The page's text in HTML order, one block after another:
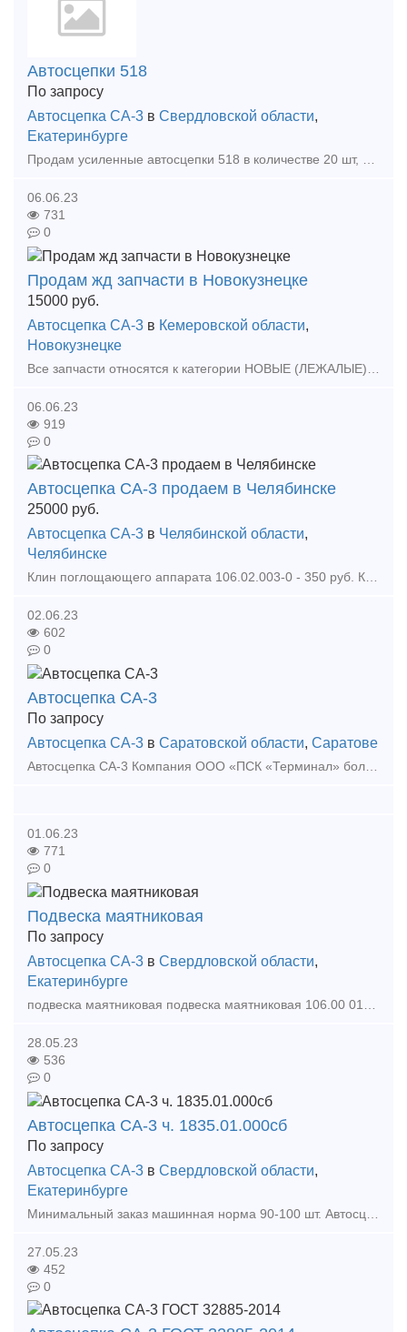
Автосцепки 518
По запросу
Автосцепка СА-3 в Свердловской области,
Екатеринбурге
06.06.23
731
0
Продам жд запчасти в Новокузнецке
15000 руб.
Автосцепка СА-3 в Кемеровской области,
Новокузнецке
06.06.23
919
0
Автосцепка СА-3 продаем в Челябинске
25000 руб.
Автосцепка СА-3 в Челябинской области,
Челябинске
Клин поглощающего аппарата 106.02.003-0 - 350 руб. Клин тягового хомута 106.02.002-0 - 550 руб. Клин фрикционный Ханина М1698.00.002 - 680 руб. Колодка локомотивная гребневая тип М -
02.06.23
602
0
Автосцепка СА-3
По запросу
Автосцепка СА-3 в Саратовской области, Саратове
Автосцепка СА-3 Компания ООО «ПСК «Терминал» более 10 лет на рынке поставки запасных частей для подвижного состава железнодорожного транспорта. Комплексные поставки полного перечня под
01.06.23
771
0
Подвеска маятниковая
По запросу
Автосцепка СА-3 в Свердловской области,
Екатеринбурге
28.05.23
536
0
Автосцепка СА-3 ч. 1835.01.000сб
По запросу
Автосцепка СА-3 в Свердловской области,
Екатеринбурге
27.05.23
452
0